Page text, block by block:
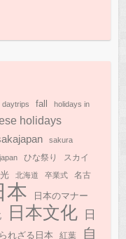
daytrips fall holidays in
holidays
sakura
ひな祭り スカイ
北海道 卒業式 名古
本 日本のマナー
日本文化 日
れざる日本 紅葉 自